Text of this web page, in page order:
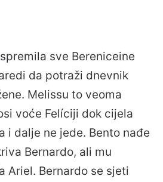
sve Bereniceine
da potraži dnevnik
Melissu to veoma
voće Felíciji dok cijela
i dalje ne jede. Bento nađe
Bernardo, ali mu
Ariel. Bernardo se sjeti